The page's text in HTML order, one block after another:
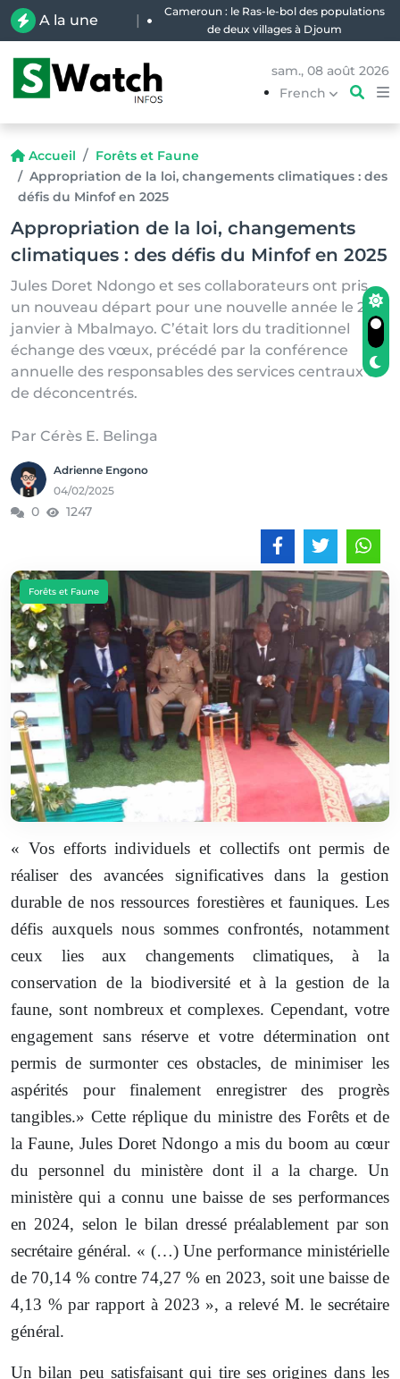
A la une |
Cameroun : le Ras-le-bol des populations
de deux villages à Djoum
sam., 08 août 2026
French
Accueil
Forêts et Faune
Appropriation de la loi, changements climatiques : des
défis du Minfof en 2025
Appropriation de la loi, changements
climatiques : des défis du Minfof en 2025
Jules Doret Ndongo et ses collaborateurs ont pris
un nouveau départ pour une nouvelle année le 29
janvier à Mbalmayo. C’était lors du traditionnel
échange des vœux, précédé par la conférence
annuelle des responsables des services centraux et
de déconcentrés.
Par Cérès E. Belinga
Adrienne Engono
04/02/2025
0 1247
Forêts et Faune
« Vos efforts individuels et collectifs ont permis de
réaliser des avancées significatives dans la gestion
durable de nos ressources forestières et fauniques. Les
défis auxquels nous sommes confrontés, notamment
ceux lies aux changements climatiques, à la
conservation de la biodiversité et à la gestion de la
faune, sont nombreux et complexes. Cependant, votre
engagement sans réserve et votre détermination ont
permis de surmonter ces obstacles, de minimiser les
aspérités pour finalement enregistrer des progrès
tangibles.» Cette réplique du ministre des Forêts et de
la Faune, Jules Doret Ndongo a mis du boom au cœur
du personnel du ministère dont il a la charge. Un
ministère qui a connu une baisse de ses performances
en 2024, selon le bilan dressé préalablement par son
secrétaire général. « (…) Une performance ministérielle
de 70,14 % contre 74,27 % en 2023, soit une baisse de
4,13 % par rapport à 2023 », a relevé M. le secrétaire
général.
Un bilan peu satisfaisant qui tire ses origines dans les